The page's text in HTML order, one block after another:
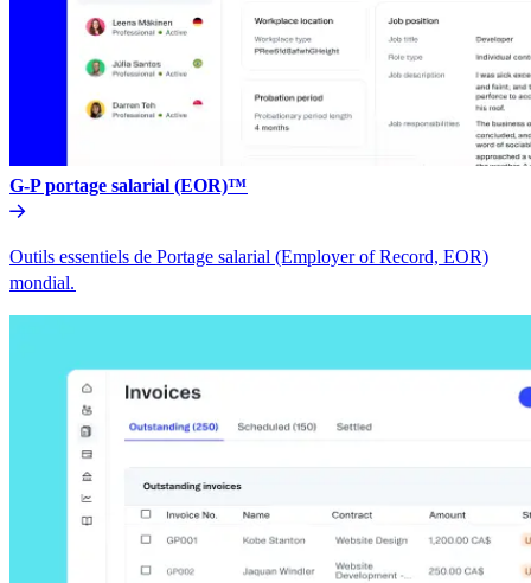
G-P portage salarial (EOR)™​​
Outils essentiels de Portage salarial (Employer of Record, EOR)
mondial.​​